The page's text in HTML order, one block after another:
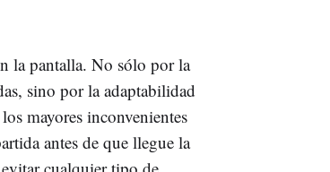
la pantalla. No sólo por la
sino por la adaptabilidad
mayores inconvenientes
antes de que llegue la